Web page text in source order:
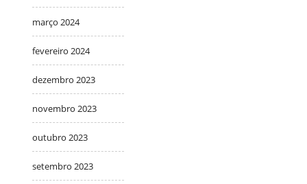
março 2024
fevereiro 2024
dezembro 2023
novembro 2023
outubro 2023
setembro 2023